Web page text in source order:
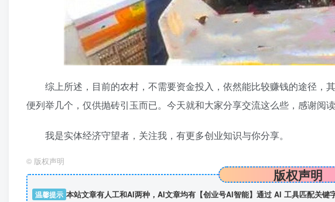
综上所述，目前的农村，不需要资金投入，依然能比较赚钱的途径，
便列举几个，仅供抛砖引玉而已。今天就和大家分享交流这么些，感谢阅读
我是实体经济守望者，关注我，有更多创业知识与你分享。
© 版权声明
版权声明
温馨提示 本站文章有人工和AI两种，AI文章均有【创业号AI智能】通过 AI 工具匹配关键